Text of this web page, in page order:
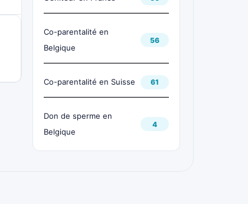
Co-parentalité en
Belgique
56
Co-parentalité en Suisse 61
Don de sperme en
Belgique
4